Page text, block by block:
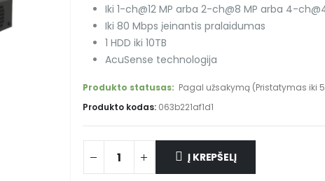
Iki 1-ch@12 MP arba 2-ch@8 MP arba 4-
Iki 80 Mbps įeinantis pralaidumas
1 HDD iki 10TB
AcuSense technologija
Produkto statusas: Pagal užsakymą (Pristatymas iki
Produkto kodas: 063b221af1d1
Į KREPŠELĮ
Alternative: